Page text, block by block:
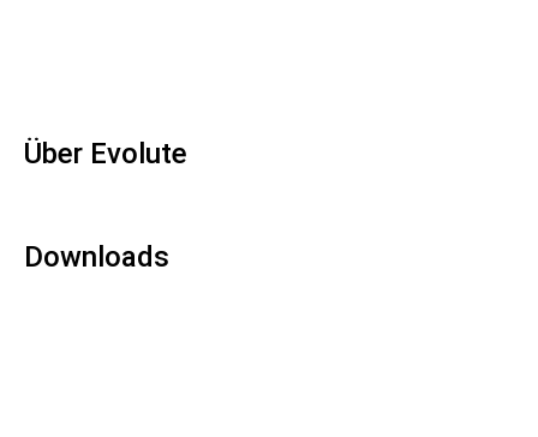
Über Evolute
Downloads